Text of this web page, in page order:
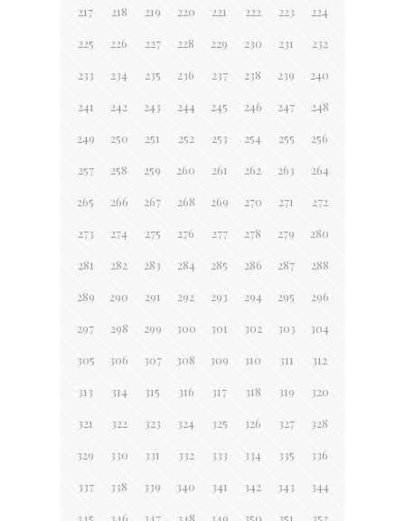
217 218 219 220 221 222 223 224
225 226 227 228 229 230 231 232
233 234 235 236 237 238 239 240
241 242 243 244 245 246 247 248
249 250 251 252 253 254 255 256
257 258 259 260 261 262 263 264
265 266 267 268 269 270 271 272
273 274 275 276 277 278 279 280
281 282 283 284 285 286 287 288
289 290 291 292 293 294 295 296
297 298 299 300 301 302 303 304
305 306 307 308 309 310 311 312
313 314 315 316 317 318 319 320
321 322 323 324 325 326 327 328
329 330 331 332 333 334 335 336
337 338 339 340 341 342 343 344
345 346 347 348 349 350 351 352